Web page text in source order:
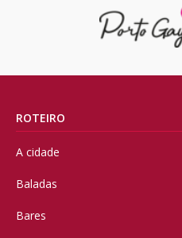
ROTEIRO
A cidade
Baladas
Bares